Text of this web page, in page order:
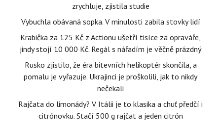
zrychluje, zjistila studie
Vybuchla obávaná sopka. V minulosti zabila stovky lidí
Krabička za 125 Kč z Actionu ušetří tisíce za opraváře,
jindy stojí 10 000 Kč. Regál s nářadím je věčně prázdný
Rusko zjistilo, že éra bitevních helikoptér skončila, a
pomalu je vyřazuje. Ukrajinci je proškolili, jak to nikdy
nečekali
Rajčata do limonády? V Itálii je to klasika a chuť předčí i
citrónovku. Stačí 500 g rajčat a jeden citrón